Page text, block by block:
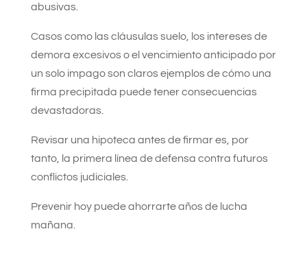
abusivas.
Casos como las cláusulas suelo, los intereses de
demora excesivos o el vencimiento anticipado por
un solo impago son claros ejemplos de cómo una
firma precipitada puede tener consecuencias
devastadoras.
Revisar una hipoteca antes de firmar es, por
tanto, la primera línea de defensa contra futuros
conflictos judiciales.
Prevenir hoy puede ahorrarte años de lucha
mañana.